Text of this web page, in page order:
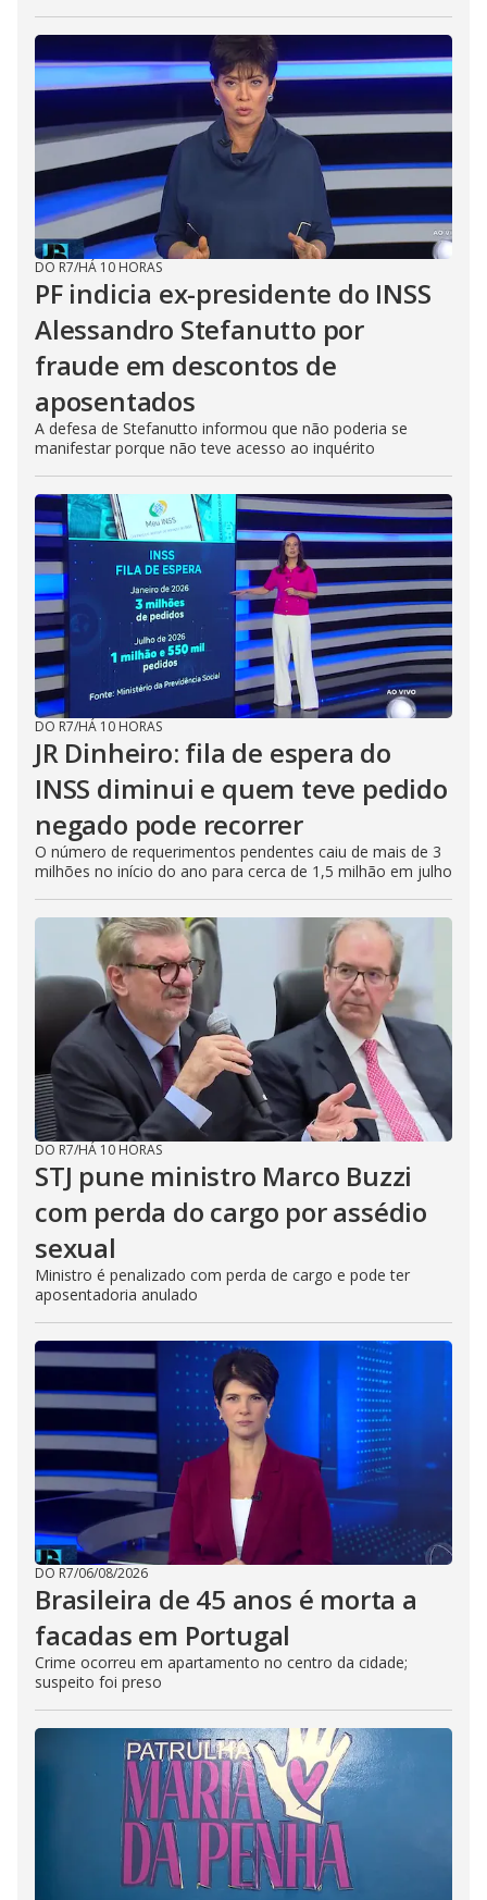
DO R7/HÁ 10 HORAS
PF indicia ex-presidente do INSS
Alessandro Stefanutto por
fraude em descontos de
aposentados
A defesa de Stefanutto informou que não poderia se
manifestar porque não teve acesso ao inquérito
DO R7/HÁ 10 HORAS
JR Dinheiro: fila de espera do
INSS diminui e quem teve pedido
negado pode recorrer
O número de requerimentos pendentes caiu de mais de 3
milhões no início do ano para cerca de 1,5 milhão em julho
DO R7/HÁ 10 HORAS
STJ pune ministro Marco Buzzi
com perda do cargo por assédio
sexual
Ministro é penalizado com perda de cargo e pode ter
aposentadoria anulado
DO R7/06/08/2026
Brasileira de 45 anos é morta a
facadas em Portugal
Crime ocorreu em apartamento no centro da cidade;
suspeito foi preso